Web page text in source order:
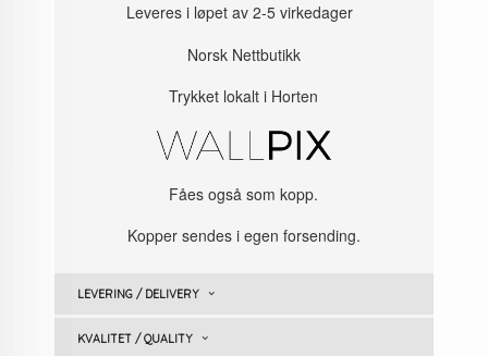
Leveres i løpet av 2-5 virkedager
Norsk Nettbutikk
Trykket lokalt i Horten
Fåes også som kopp.
Kopper sendes i egen forsending.
LEVERING / DELIVERY
KVALITET / QUALITY